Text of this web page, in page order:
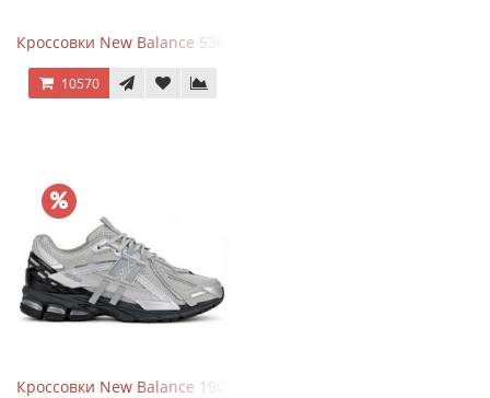
Кроссовки New Balance 530 x Niko and... Off White
10570
Кроссовки New Balance 1906 Black Silver Metallic